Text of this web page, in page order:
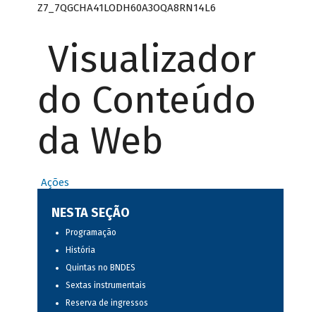
Z7_7QGCHA41LODH60A3OQA8RN14L6
Visualizador
do Conteúdo
da Web
Ações
NESTA SEÇÃO
Programação
História
Quintas no BNDES
Sextas instrumentais
Reserva de ingressos